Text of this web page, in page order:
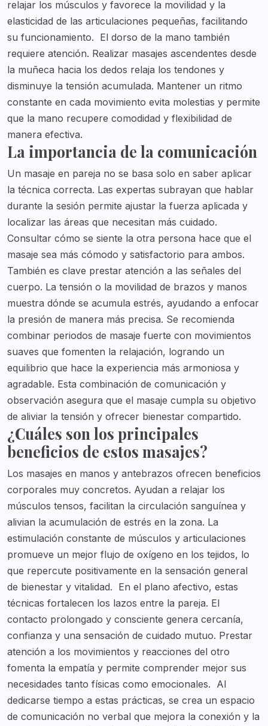
relajar los músculos y favorece la movilidad y la
elasticidad de las articulaciones pequeñas, facilitando
su funcionamiento. El dorso de la mano también
requiere atención. Realizar masajes ascendentes desde
la muñeca hacia los dedos relaja los tendones y
disminuye la tensión acumulada. Mantener un ritmo
constante en cada movimiento evita molestias y permite
que la mano recupere comodidad y flexibilidad de
manera efectiva.
La importancia de la comunicación
Un masaje en pareja no se basa solo en saber aplicar
la técnica correcta. Las expertas subrayan que hablar
durante la sesión permite ajustar la fuerza aplicada y
localizar las áreas que necesitan más cuidado.
Consultar cómo se siente la otra persona hace que el
masaje sea más cómodo y satisfactorio para ambos.
También es clave prestar atención a las señales del
cuerpo. La tensión o la movilidad de brazos y manos
muestra dónde se acumula estrés, ayudando a enfocar
la presión de manera más precisa. Se recomienda
combinar periodos de masaje fuerte con movimientos
suaves que fomenten la relajación, logrando un
equilibrio que hace la experiencia más armoniosa y
agradable. Esta combinación de comunicación y
observación asegura que el masaje cumpla su objetivo
de aliviar la tensión y ofrecer bienestar compartido.
¿Cuáles son los principales
beneficios de estos masajes?
Los masajes en manos y antebrazos ofrecen beneficios
corporales muy concretos. Ayudan a relajar los
músculos tensos, facilitan la circulación sanguínea y
alivian la acumulación de estrés en la zona. La
estimulación constante de músculos y articulaciones
promueve un mejor flujo de oxígeno en los tejidos, lo
que repercute positivamente en la sensación general
de bienestar y vitalidad. En el plano afectivo, estas
técnicas fortalecen los lazos entre la pareja. El
contacto prolongado y consciente genera cercanía,
confianza y una sensación de cuidado mutuo. Prestar
atención a los movimientos y reacciones del otro
fomenta la empatía y permite comprender mejor sus
necesidades tanto físicas como emocionales. Al
dedicarse tiempo a estas prácticas, se crea un espacio
de comunicación no verbal que mejora la conexión y la